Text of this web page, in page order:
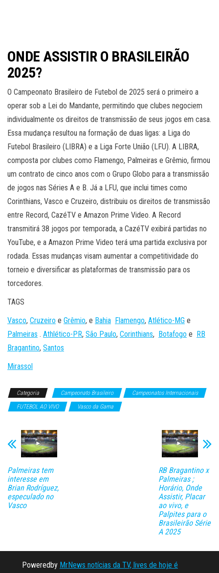
ONDE ASSISTIR O BRASILEIRÃO
2025?
O Campeonato Brasileiro de Futebol de 2025 será o primeiro a
operar sob a Lei do Mandante, permitindo que clubes negociem
individualmente os direitos de transmissão de seus jogos em casa.
Essa mudança resultou na formação de duas ligas: a Liga do
Futebol Brasileiro (LIBRA) e a Liga Forte União (LFU). A LIBRA,
composta por clubes como Flamengo, Palmeiras e Grêmio, firmou
um contrato de cinco anos com o Grupo Globo para a transmissão
de jogos nas Séries A e B. Já a LFU, que inclui times como
Corinthians, Vasco e Cruzeiro, distribuiu os direitos de transmissão
entre Record, CazéTV e Amazon Prime Video. A Record
transmitirá 38 jogos por temporada, a CazéTV exibirá partidas no
YouTube, e a Amazon Prime Video terá uma partida exclusiva por
rodada. Essas mudanças visam aumentar a competitividade do
torneio e diversificar as plataformas de transmissão para os
torcedores.
TAGS
Vasco, Cruzeiro e Grêmio, e Bahia Flamengo, Atlético-MG e
Palmeiras . Athlético-PR, São Paulo, Corinthians, Botafogo e
RB
Bragantino, Santos
Mirassol
Categoria Campeonato Brasileiro
Campeonatos Internacionais
FUTEBOL AO VIVO
Vasco da Gama
Palmeiras tem
interesse em
Brian Rodríguez,
especulado no
Vasco
RB Bragantino x
Palmeiras ;
Horário, Onde
Assistir, Placar
ao vivo, e
Palpites para o
Brasileirão Série
A 2025
Poweredby MrNews notícias da TV, lives de hoje é